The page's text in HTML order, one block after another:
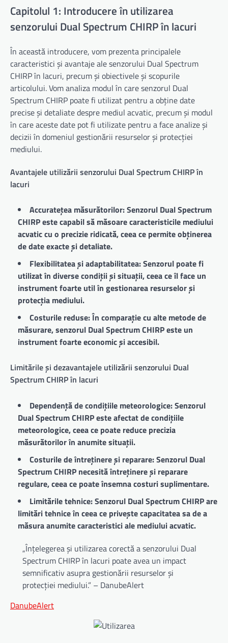
Capitolul 1: Introducere în utilizarea
senzorului Dual Spectrum CHIRP în lacuri
În această introducere, vom prezenta principalele
caracteristici și avantaje ale senzorului Dual Spectrum
CHIRP în lacuri, precum și obiectivele și scopurile
articolului. Vom analiza modul în care senzorul Dual
Spectrum CHIRP poate fi utilizat pentru a obține date
precise și detaliate despre mediul acvatic, precum și modul
în care aceste date pot fi utilizate pentru a face analize și
decizii în domeniul gestionării resurselor și protecției
mediului.
Avantajele utilizării senzorului Dual Spectrum CHIRP în
lacuri
Accuratețea măsurătorilor: Senzorul Dual Spectrum
CHIRP este capabil să măsoare caracteristicile mediului
acvatic cu o precizie ridicată, ceea ce permite obținerea
de date exacte și detaliate.
Flexibilitatea și adaptabilitatea: Senzorul poate fi
utilizat în diverse condiții și situații, ceea ce îl face un
instrument foarte util în gestionarea resurselor și
protecția mediului.
Costurile reduse: În comparație cu alte metode de
măsurare, senzorul Dual Spectrum CHIRP este un
instrument foarte economic și accesibil.
Limitările și dezavantajele utilizării senzorului Dual
Spectrum CHIRP în lacuri
Dependență de condițiile meteorologice: Senzorul
Dual Spectrum CHIRP este afectat de condițiile
meteorologice, ceea ce poate reduce precizia
măsurătorilor în anumite situații.
Costurile de întreținere și reparare: Senzorul Dual
Spectrum CHIRP necesită întreținere și reparare
regulare, ceea ce poate însemna costuri suplimentare.
Limitările tehnice: Senzorul Dual Spectrum CHIRP are
limitări tehnice în ceea ce privește capacitatea sa de a
măsura anumite caracteristici ale mediului acvatic.
„Înțelegerea și utilizarea corectă a senzorului Dual
Spectrum CHIRP în lacuri poate avea un impact
semnificativ asupra gestionării resurselor și
protecției mediului.” – DanubeAlert
DanubeAlert